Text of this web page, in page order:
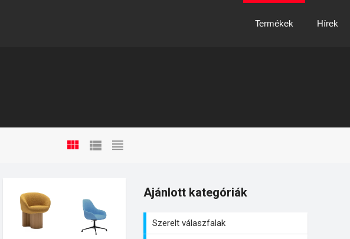
Termékek Hírek
Ajánlott kategóriák
Szerelt válaszfalak